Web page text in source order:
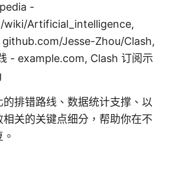
-
wiki/Artificial_intelligence,
github.com/Jesse-Zhou/Clash,
- example.com, Clash 订阅示
排错路线、数据统计支撑、以
关的关键点细分，帮助你在不